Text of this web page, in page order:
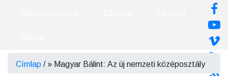
Morzsa
Címlap / Magyar Bálint: Az új nemzeti középosztály